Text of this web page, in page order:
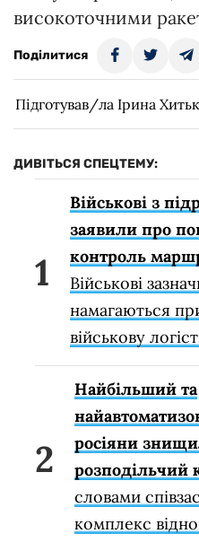
високоточними
Поділитися
Підготував/ла Ірина
ДИВІТЬСЯ СПЕЦТЕМУ:
Військові з
заявили про
контроль
Військові
намагаються
військову
Найбільший та
росіяни
розподільчий
словами
комплекс